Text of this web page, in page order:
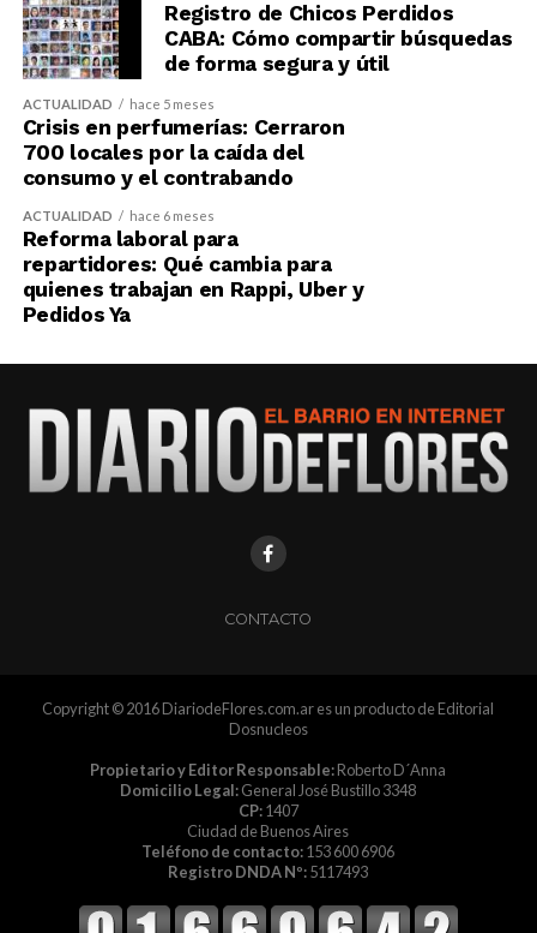
Registro de Chicos Perdidos
CABA: Cómo compartir búsquedas
de forma segura y útil
ACTUALIDAD hace 5 meses
Crisis en perfumerías: Cerraron
700 locales por la caída del
consumo y el contrabando
ACTUALIDAD hace 6 meses
Reforma laboral para
repartidores: Qué cambia para
quienes trabajan en Rappi, Uber y
Pedidos Ya
CONTACTO
Copyright © 2016 DiariodeFlores.com.ar es un producto de Editorial
Dosnucleos
Propietario y Editor Responsable:Roberto D´Anna
Domicilio Legal:General José Bustillo 3348
CP:1407
Ciudad de Buenos Aires
Teléfono de contacto:153 600 6906
Registro DNDA Nº:5117493